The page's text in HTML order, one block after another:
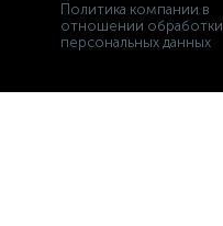
Политика компании в
отношении обработки
персональных данных